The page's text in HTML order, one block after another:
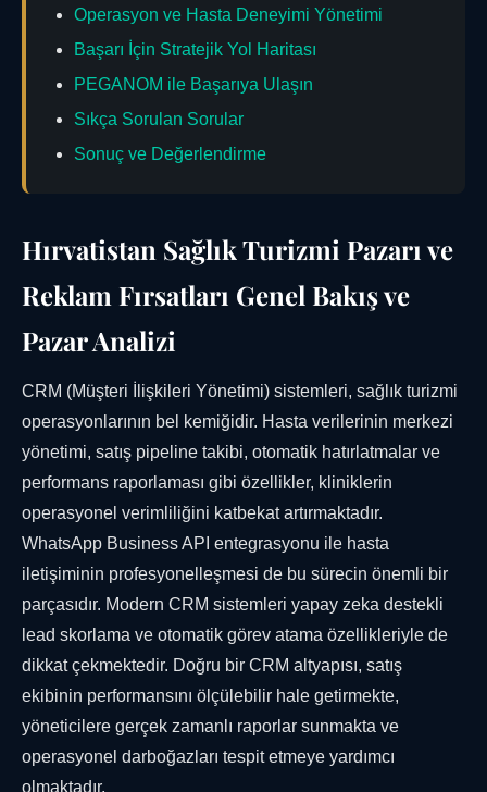
Operasyon ve Hasta Deneyimi Yönetimi
Başarı İçin Stratejik Yol Haritası
PEGANOM ile Başarıya Ulaşın
Sıkça Sorulan Sorular
Sonuç ve Değerlendirme
Hırvatistan Sağlık Turizmi Pazarı ve
Reklam Fırsatları Genel Bakış ve
Pazar Analizi
CRM (Müşteri İlişkileri Yönetimi) sistemleri, sağlık turizmi
operasyonlarının bel kemiğidir. Hasta verilerinin merkezi
yönetimi, satış pipeline takibi, otomatik hatırlatmalar ve
performans raporlaması gibi özellikler, kliniklerin
operasyonel verimliliğini katbekat artırmaktadır.
WhatsApp Business API entegrasyonu ile hasta
iletişiminin profesyonelleşmesi de bu sürecin önemli bir
parçasıdır. Modern CRM sistemleri yapay zeka destekli
lead skorlama ve otomatik görev atama özellikleriyle de
dikkat çekmektedir. Doğru bir CRM altyapısı, satış
ekibinin performansını ölçülebilir hale getirmekte,
yöneticilere gerçek zamanlı raporlar sunmakta ve
operasyonel darboğazları tespit etmeye yardımcı
olmaktadır.